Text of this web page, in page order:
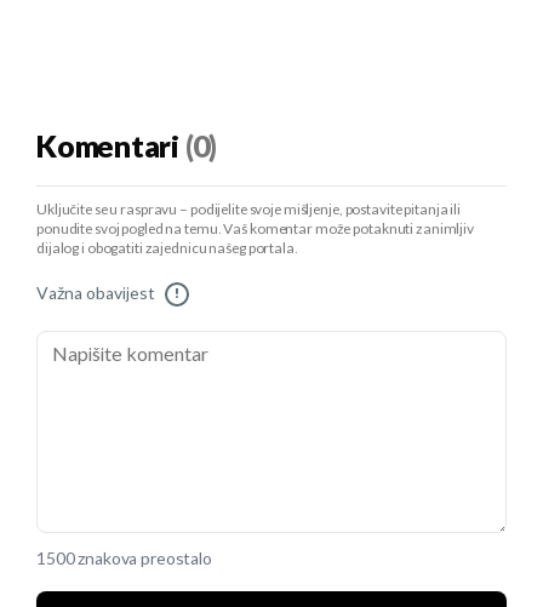
Komentari (0)
Uključite se u raspravu – podijelite svoje mišljenje, postavite pitanja ili
ponudite svoj pogled na temu. Vaš komentar može potaknuti zanimljiv
dijalog i obogatiti zajednicu našeg portala.
Važna obavijest !
1500 znakova preostalo